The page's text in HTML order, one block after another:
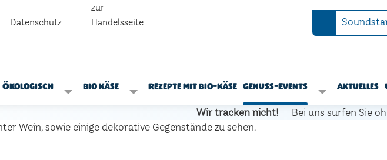
Datenschutz
zur
Handelsseite
Ökologisch Bio Käse Rezepte mit Bio-Käse Genuss-Events Aktuelles
Wir tracken nicht! Bei uns surfen Sie